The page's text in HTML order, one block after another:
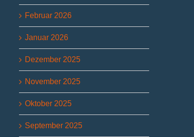
Februar 2026
Januar 2026
Dezember 2025
November 2025
Oktober 2025
September 2025